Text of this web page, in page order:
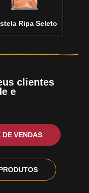
Ripa Seleto
clientes
e
VENDAS